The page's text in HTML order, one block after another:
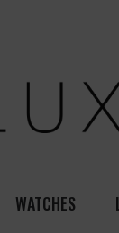
WATCHES